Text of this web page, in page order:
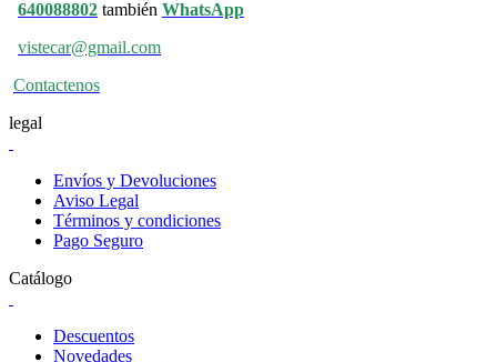
640088802 también WhatsApp
vistecar@gmail.com
Contactenos
legal
Envíos y Devoluciones
Aviso Legal
Términos y condiciones
Pago Seguro
Catálogo
Descuentos
Novedades